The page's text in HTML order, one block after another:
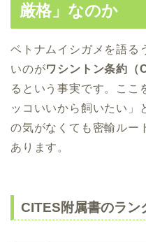
厳格」なのか
ベトナムイシガメを語る
いのがワシントン条約
るという事実です。ここ
ッコいいから飼いたい」
の気がなくても密輸ルー
あります。
CITES附属書のラン